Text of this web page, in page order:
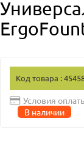
Код товара :
Условия
В наличии